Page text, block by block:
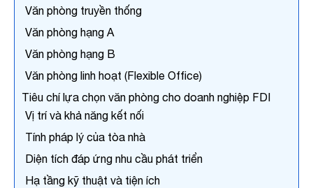
Văn phòng truyền thống
Văn phòng hạng A
Văn phòng hạng B
Văn phòng linh hoạt (Flexible Office)
Tiêu chí lựa chọn văn phòng cho doanh nghiệp FDI
Vị trí và khả năng kết nối
Tính pháp lý của tòa nhà
Diện tích đáp ứng nhu cầu phát triển
Hạ tầng kỹ thuật và tiện ích